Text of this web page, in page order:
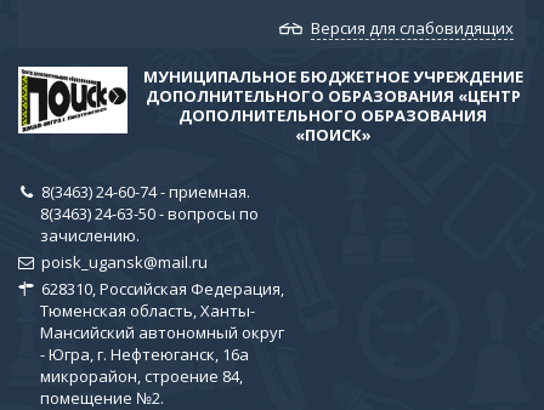
Версия для слабовидящих
МУНИЦИПАЛЬНОЕ БЮДЖЕТНОЕ УЧРЕЖДЕНИЕ
ДОПОЛНИТЕЛЬНОГО ОБРАЗОВАНИЯ «ЦЕНТР
ДОПОЛНИТЕЛЬНОГО ОБРАЗОВАНИЯ
«ПОИСК»
8(3463) 24-60-74 - приемная.
8(3463) 24-63-50 - вопросы по
зачислению.
poisk_ugansk@mail.ru
628310, Российская Федерация,
Тюменская область, Ханты-
Мансийский автономный округ
- Югра, г. Нефтеюганск, 16а
микрорайон, строение 84,
помещение №2.